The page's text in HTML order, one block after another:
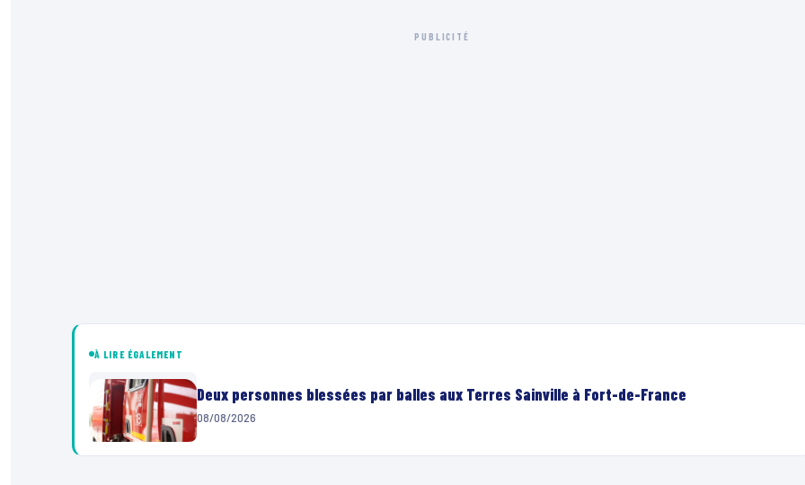
PUBLICITÉ
À LIRE ÉGALEMENT
Deux personnes blessées par balles aux Terres Sainville à Fort-de-France
08/08/2026